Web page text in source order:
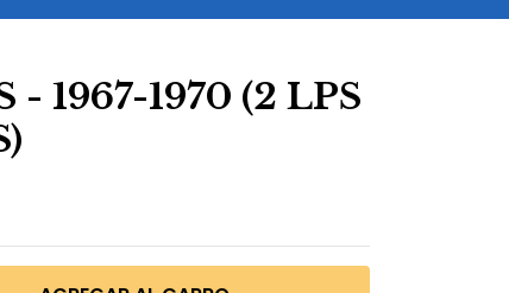
1967-1970 (2 LPS